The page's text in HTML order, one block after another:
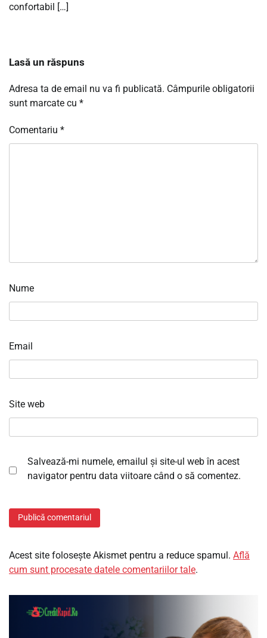
confortabil […]
Lasă un răspuns
Adresa ta de email nu va fi publicată. Câmpurile obligatorii
sunt marcate cu *
Comentariu *
Nume
Email
Site web
Salvează-mi numele, emailul și site-ul web în acest
navigator pentru data viitoare când o să comentez.
Acest site folosește Akismet pentru a reduce spamul. Află
cum sunt procesate datele comentariilor tale.